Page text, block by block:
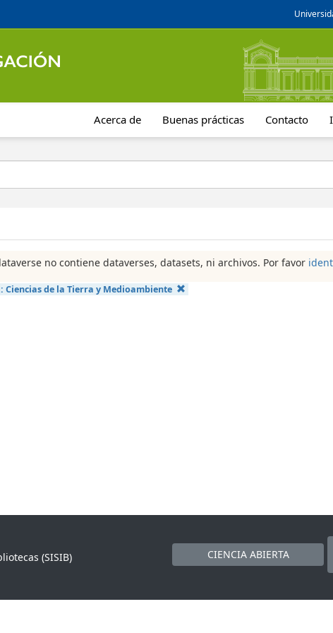
Acerca de Buenas prácticas Contacto
no contiene dataverses, datasets, ni archivos. Por favor
Ciencias de la Tierra y Medioambiente
(SISIB)
CIENCIA ABIERTA